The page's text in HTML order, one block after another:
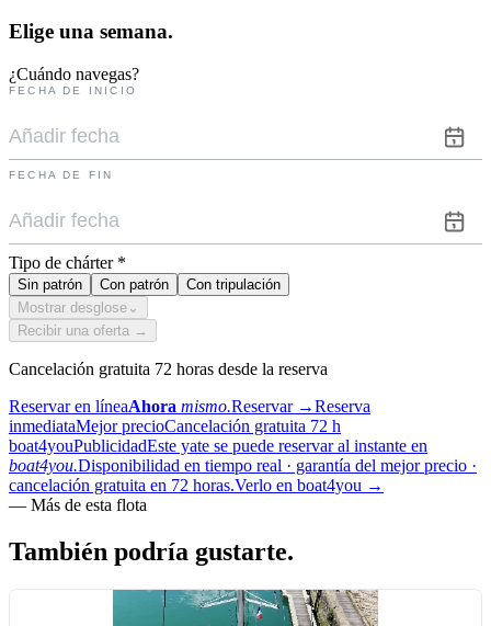
Elige una semana.
¿Cuándo navegas?
FECHA DE INICIO
FECHA DE FIN
Tipo de chárter *
Sin patrón Con patrón
Con tripulación
Mostrar desglose ⌄
Recibir una oferta →
Cancelación gratuita 72 horas desde la reserva
Reservar en líneaAhora mismo.Reservar →Reserva
inmediataMejor precioCancelación gratuita 72 h
boat4youPublicidadEste yate se puede reservar al instante en
boat4you.Disponibilidad en tiempo real · garantía del mejor precio ·
cancelación gratuita en 72 horas.Verlo en boat4you →
— Más de esta flota
También podría gustarte.